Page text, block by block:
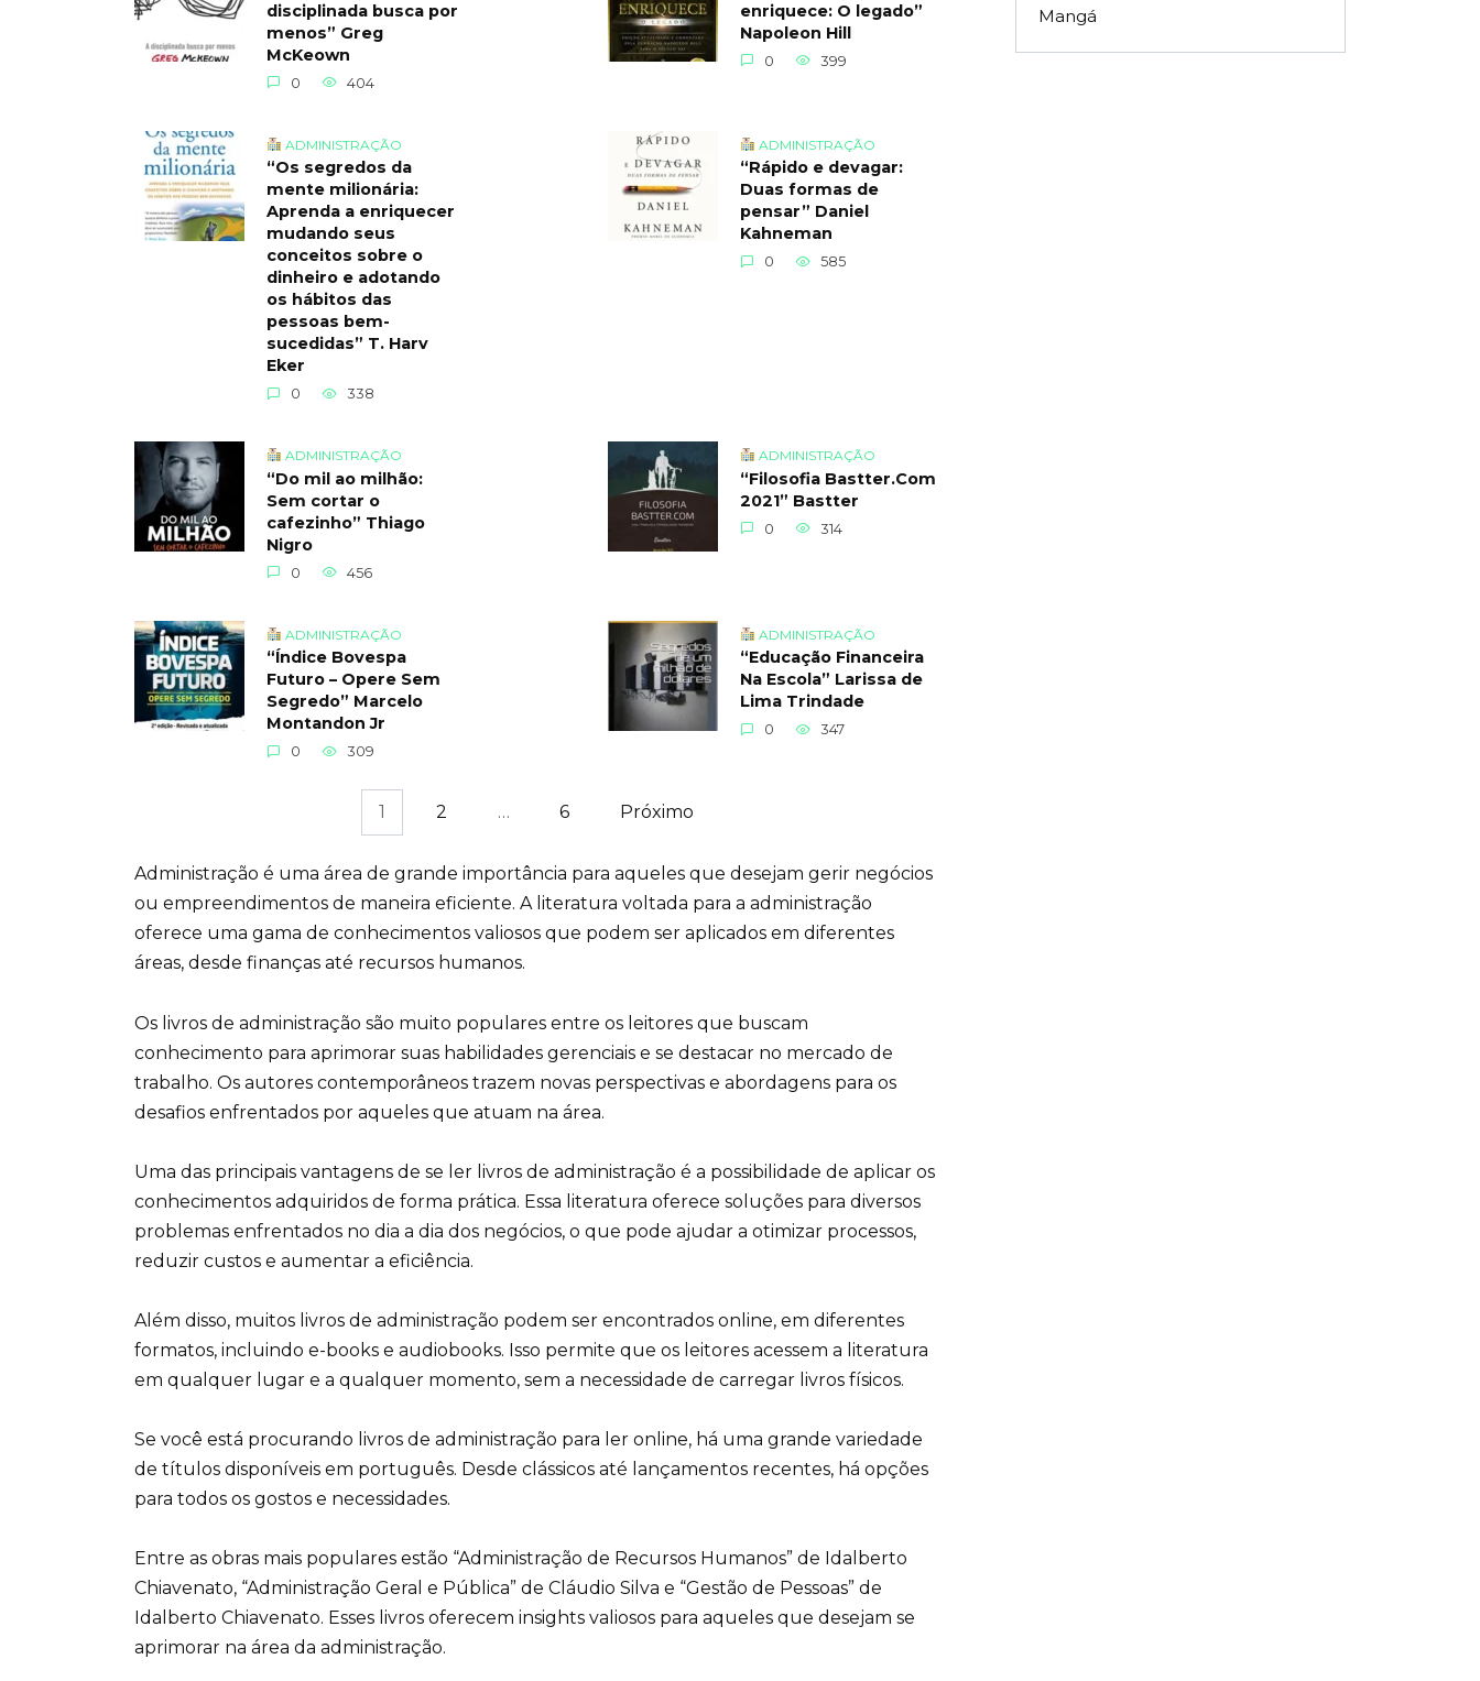
disciplinada busca por
menos” Greg
McKeown
0 404
enriquece: O legado”
Napoleon Hill
0 399
ADMINISTRAÇÃO
“Os segredos da
mente milionária:
Aprenda a enriquecer
mudando seus
conceitos sobre o
dinheiro e adotando
os hábitos das
pessoas bem-
sucedidas” T. Harv
Eker
0 338
ADMINISTRAÇÃO
“Rápido e devagar:
Duas formas de
pensar” Daniel
Kahneman
0 585
ADMINISTRAÇÃO
“Do mil ao milhão:
Sem cortar o
cafezinho” Thiago
Nigro
0 456
ADMINISTRAÇÃO
“Filosofia Bastter.Com
2021” Bastter
0 314
ADMINISTRAÇÃO
“Índice Bovespa
Futuro – Opere Sem
Segredo” Marcelo
Montandon Jr
0 309
ADMINISTRAÇÃO
“Educação Financeira
Na Escola” Larissa de
Lima Trindade
0 347
posts
1 2 … 6 Próximo
Administração é uma área de grande importância para aqueles que desejam gerir negócios
ou empreendimentos de maneira eficiente. A literatura voltada para a administração
oferece uma gama de conhecimentos valiosos que podem ser aplicados em diferentes
áreas, desde finanças até recursos humanos.
Os livros de administração são muito populares entre os leitores que buscam
conhecimento para aprimorar suas habilidades gerenciais e se destacar no mercado de
trabalho. Os autores contemporâneos trazem novas perspectivas e abordagens para os
desafios enfrentados por aqueles que atuam na área.
Uma das principais vantagens de se ler livros de administração é a possibilidade de aplicar os
conhecimentos adquiridos de forma prática. Essa literatura oferece soluções para diversos
problemas enfrentados no dia a dia dos negócios, o que pode ajudar a otimizar processos,
reduzir custos e aumentar a eficiência.
Além disso, muitos livros de administração podem ser encontrados online, em diferentes
formatos, incluindo e-books e audiobooks. Isso permite que os leitores acessem a literatura
em qualquer lugar e a qualquer momento, sem a necessidade de carregar livros físicos.
Se você está procurando livros de administração para ler online, há uma grande variedade
de títulos disponíveis em português. Desde clássicos até lançamentos recentes, há opções
para todos os gostos e necessidades.
Entre as obras mais populares estão “Administração de Recursos Humanos” de Idalberto
Chiavenato, “Administração Geral e Pública” de Cláudio Silva e “Gestão de Pessoas” de
Idalberto Chiavenato. Esses livros oferecem insights valiosos para aqueles que desejam se
aprimorar na área da administração.
Mangá